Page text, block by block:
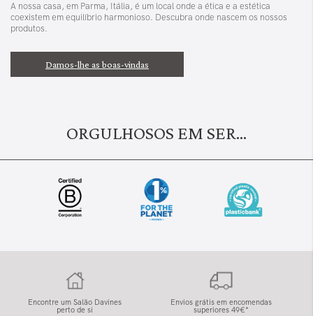
A nossa casa, em Parma, Itália, é um local onde a ética e a estética
coexistem em equilíbrio harmonioso. Descubra onde nascem os nossos
produtos.
Damos-lhe as boas-vindas
ORGULHOSOS EM SER...
Encontre um Salão Davines
perto de si
Envios grátis em encomendas
superiores 49€*